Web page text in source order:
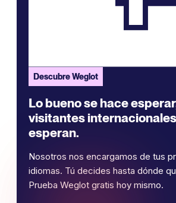
Descubre Weglot
Lo bueno se hace
visitantes
esperan.
Nosotros nos encargamos de tus
idiomas. Tú decides hasta dónde
Prueba Weglot gratis hoy mismo.